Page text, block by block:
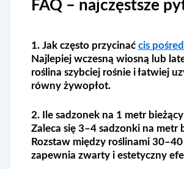
FAQ – najczęstsze
1. Jak często przycinaćcis
Najlepiej wczesną wiosną lub
roślina szybciej rośnie i łatwiej
równy żywopłot.
2. Ile sadzonek na 1 metr
Zaleca się 3–4 sadzonki na metr
Rozstaw między roślinami
zapewnia zwarty i estetyczny